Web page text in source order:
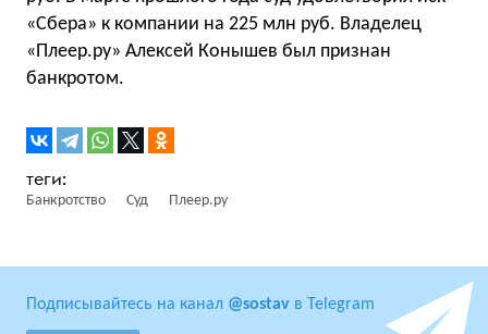
«Сбера» к компании на 225 млн руб. Владелец
«Плеер.ру» Алексей Конышев был признан
банкротом.
Банкротство Суд Плеер.ру
Подписывайтесь на канал @sostav в Telegram